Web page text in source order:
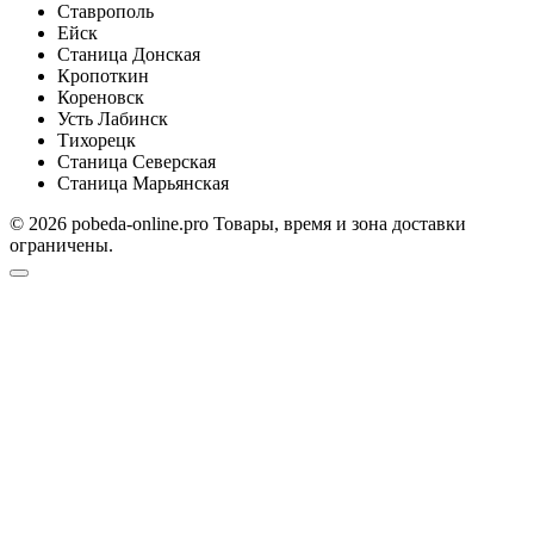
Ставрополь
Ейск
Станица Донская
Кропоткин
Кореновск
Усть Лабинск
Тихорецк
Станица Северская
Станица Марьянская
© 2026 pobeda-online.pro Товары, время и зона доставки
ограничены.